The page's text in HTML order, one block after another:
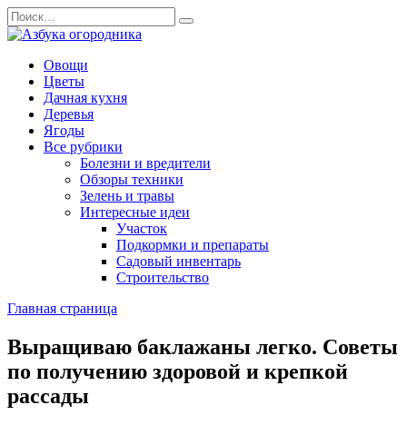
Перейти
к
содержанию
Search
for:
Овощи
Цветы
Дачная кухня
Деревья
Ягоды
Все рубрики
Болезни и вредители
Обзоры техники
Зелень и травы
Интересные идеи
Участок
Подкормки и препараты
Садовый инвентарь
Строительство
Главная страница
Выращиваю баклажаны легко. Советы
по получению здоровой и крепкой
рассады